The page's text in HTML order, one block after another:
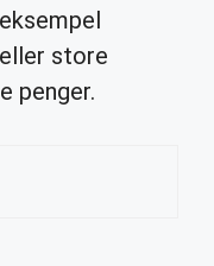
store
penger.